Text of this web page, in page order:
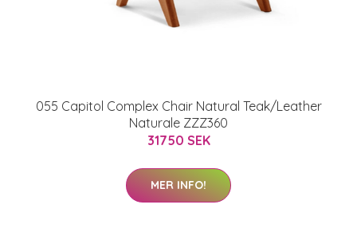
055 Capitol Complex Chair Natural Teak/Leather
Naturale ZZZ360
31750 SEK
MER INFO!